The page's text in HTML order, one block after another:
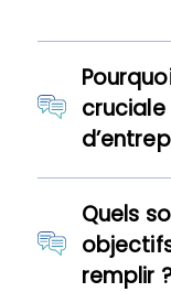
Quels
remplir